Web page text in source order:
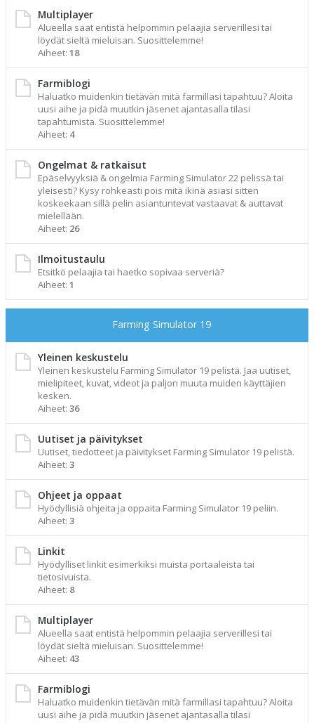
Multiplayer
Alueella saat entistä helpommin pelaajia serverillesi tai
löydät sieltä mieluisan. Suosittelemme!
Aiheet: 18
Farmiblogi
Haluatko muidenkin tietävän mitä farmillasi tapahtuu? Aloita
uusi aihe ja pidä muutkin jäsenet ajantasalla tilasi
tapahtumista. Suosittelemme!
Aiheet: 4
Ongelmat & ratkaisut
Epäselvyyksiä & ongelmia Farming Simulator 22 pelissä tai
yleisesti? Kysy rohkeasti pois mitä ikinä asiasi sitten
koskeekaan sillä pelin asiantuntevat vastaavat & auttavat
mielellään.
Aiheet: 26
Ilmoitustaulu
Etsitkö pelaajia tai haetko sopivaa serveriä?
Aiheet: 1
Farming Simulator 19
Yleinen keskustelu
Yleinen keskustelu Farming Simulator 19 pelistä. Jaa uutiset,
mielipiteet, kuvat, videot ja paljon muuta muiden käyttäjien
kesken.
Aiheet: 36
Uutiset ja päivitykset
Uutiset, tiedotteet ja päivitykset Farming Simulator 19 pelistä.
Aiheet: 3
Ohjeet ja oppaat
Hyödyllisiä ohjeita ja oppaita Farming Simulator 19 peliin.
Aiheet: 3
Linkit
Hyödylliset linkit esimerkiksi muista portaaleista tai
tietosivuista.
Aiheet: 8
Multiplayer
Alueella saat entistä helpommin pelaajia serverillesi tai
löydät sieltä mieluisan. Suosittelemme!
Aiheet: 43
Farmiblogi
Haluatko muidenkin tietävän mitä farmillasi tapahtuu? Aloita
uusi aihe ja pidä muutkin jäsenet ajantasalla tilasi